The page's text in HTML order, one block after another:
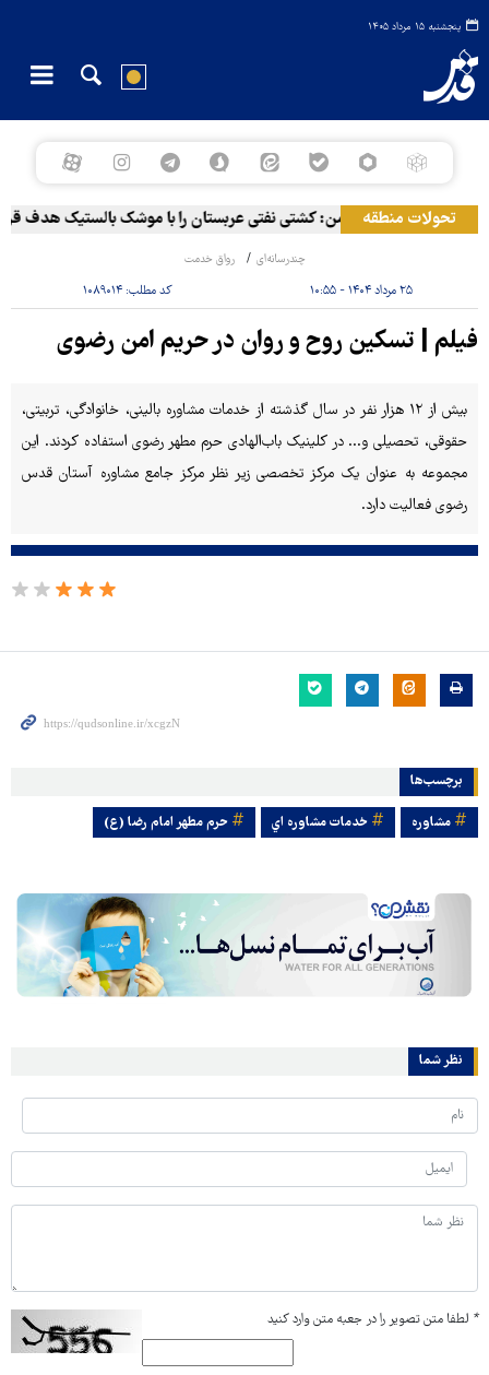
پنجشنبه ۱۵ مرداد ۱۴۰۵
تحولات منطقه
نیروهای مسلح یمن: کشتی نفتی عربستان را با موشک بالستیک هدف قرار
چندرسانه‌ای رواق خدمت
۲۵ مرداد ۱۴۰۴ - ۱۰:۵۵ کد مطلب: ۱۰۸۹۰۱۴
فیلم | تسکین روح و روان در حریم امن رضوی
بیش از ۱۲ هزار نفر در سال گذشته از خدمات مشاوره بالینی، خانوادگی، تربیتی،
حقوقی، تحصیلی و... در کلینیک باب‌الهادی حرم مطهر رضوی استفاده کردند. این
مجموعه به عنوان یک مرکز تخصصی زیر نظر مرکز جامع مشاوره آستان قدس
رضوی فعالیت دارد.
برچسب‌ها
مشاوره‌ خدمات مشاوره اي حرم مطهر امام رضا (ع)
نظر شما
* لطفا متن تصویر را در جعبه متن وارد کنید